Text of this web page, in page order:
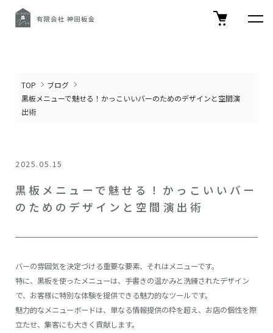
TOP
ブログ
黒板メニューで魅せる！かっこいいバーのためのデザインと空間演
出術
2025.05.15
黒板メニューで魅せる！かっこいいバー
のためのデザインと空間演出術
バーの雰囲気を決定づける重要な要素、それはメニューです。
特に、黒板を使ったメニューは、手書きの温かみと洗練されたデザイン
で、お客様に特別な体験を提供できる魅力的なツールです。
魅力的なメニューボードは、単なる情報提供の枠を超え、お店の個性を際
立たせ、集客にも大きく貢献します。